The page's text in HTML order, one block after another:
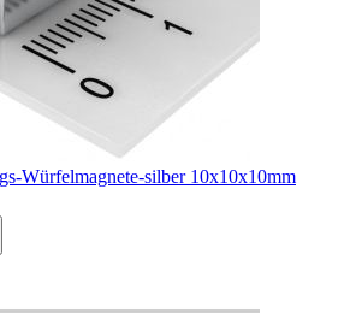
Würfelmagnete-silber 10x10x10mm